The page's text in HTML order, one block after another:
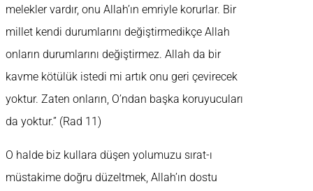
melekler vardır, onu Allah’ın emriyle korurlar. Bir
millet kendi durumlarını değiştirmedikçe Allah
onların durumlarını değiştirmez. Allah da bir
kavme kötülük istedi mi artık onu geri çevirecek
yoktur. Zaten onların, O’ndan başka koruyucuları
da yoktur.” (Rad 11)
O halde biz kullara düşen yolumuzu sırat-ı
müstakime doğru düzeltmek, Allah’ın dostu